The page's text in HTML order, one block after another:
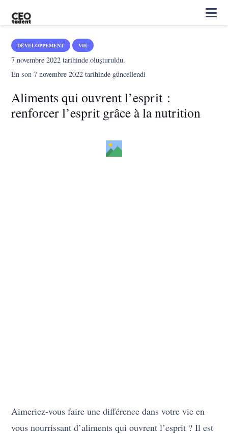
DÉVELOPPEMENT VIE
7 novembre 2022 tarihinde oluşturuldu.
En son7 novembre 2022 tarihinde güncellendi
Aliments qui ouvrent l’esprit :
renforcer l’esprit grâce à la nutrition
Aimeriez-vous faire une différence dans votre vie en
vous nourrissant d’aliments qui ouvrent l’esprit ? Il est